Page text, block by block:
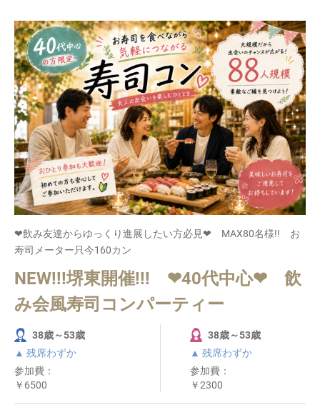
❤飲み友達からゆっくり進展したい方必見❤ MAX80名様!! お
寿司メーター只今160カン
NEW!!!堺東開催!!! ❤40代中心❤ 飲
み会風寿司コンパーティー
38歳～53歳
▲ 残席わずか
参加費：
￥6500
38歳～53歳
▲ 残席わずか
参加費：
￥2300